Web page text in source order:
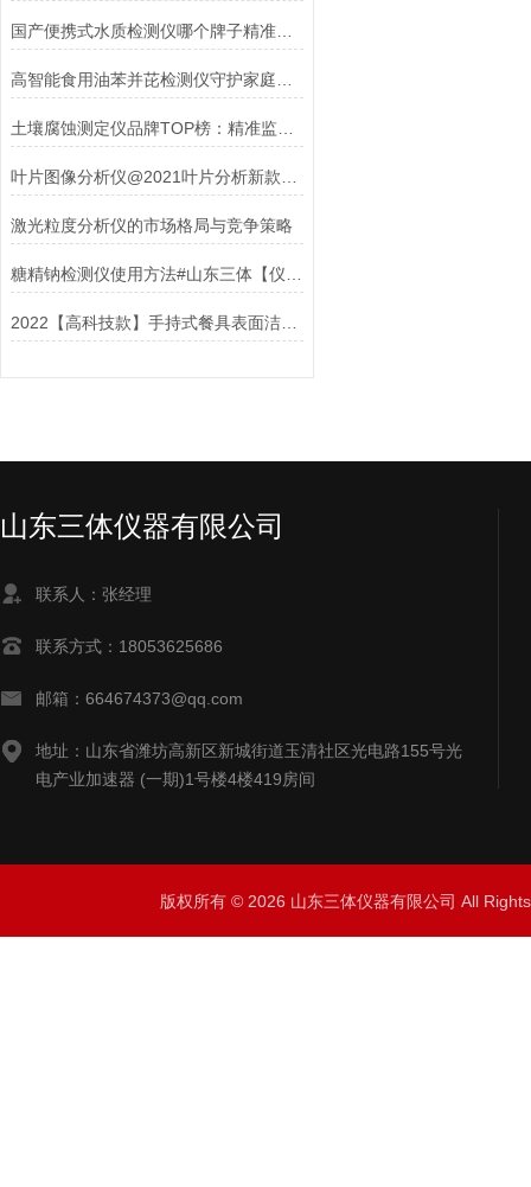
国产便携式水质检测仪哪个牌子精准又耐用，推荐三体宏科ST-SS11
激光粒度分析仪的市场格局与竞争策略
2022【高科技款】手持式餐具表面洁净度快速检测仪多少钱一台？
山东三体仪器有限公司
联系人：张经理
联系方式：18053625686
邮箱：664674373@qq.com
地址：山东省潍坊高新区新城街道玉清社区光电路155号光
电产业加速器 (一期)1号楼4楼419房间
版权所有 © 2026 山东三体仪器有限公司 All